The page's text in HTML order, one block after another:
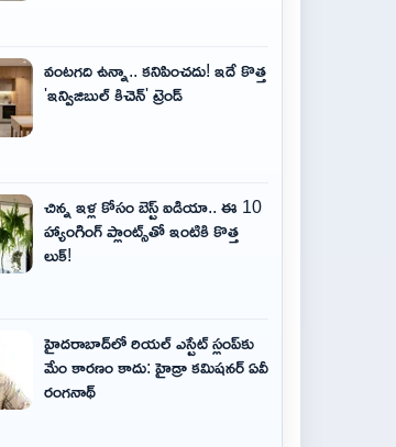
వంటగది ఉన్నా.. కనిపించదు! ఇదే కొత్త
'ఇన్విజిబుల్ కిచెన్' ట్రెండ్
చిన్న ఇళ్ల కోసం బెస్ట్ ఐడియా.. ఈ 10
హ్యాంగింగ్ ప్లాంట్స్‌తో ఇంటికి కొత్త
లుక్!
హైదరాబాద్‌లో రియల్ ఎస్టేట్ స్లంప్‌కు
మేం కారణం కాదు: హైడ్రా కమిషనర్ ఏవీ
రంగనాథ్